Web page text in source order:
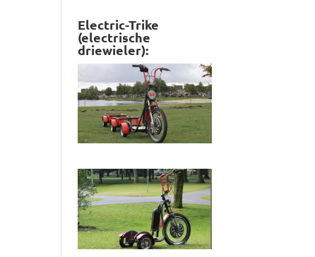
Electric-Trike
(electrische
driewieler):